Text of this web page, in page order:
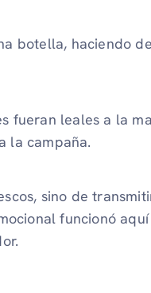
botella, haciendo
fueran leales a la
la campaña.
sino de
funcionó